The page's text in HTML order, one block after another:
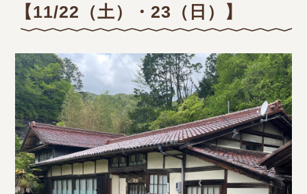
【11/22（土）・23（日）】